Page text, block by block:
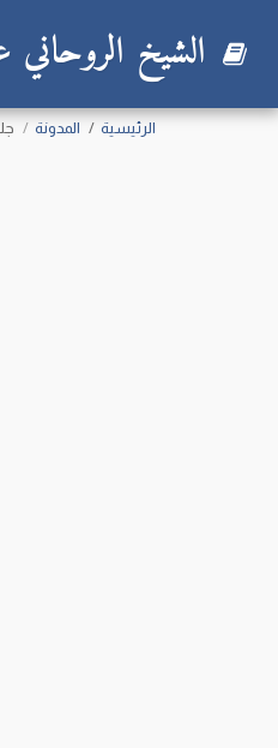
الشيخ
الرئيسية المدونة